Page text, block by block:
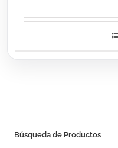
Búsqueda de Productos